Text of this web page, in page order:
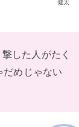
健太
した人がたく
だめじゃない